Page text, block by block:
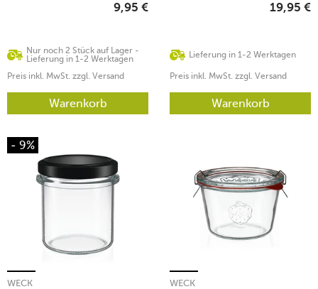
Nur noch 2 Stück auf Lager -
Lieferung in 1-2 Werktagen
9,95 €
Preis inkl. MwSt. zzgl. Versand
Warenkorb
Lieferung in 1-2 Werktagen
19,95 €
Preis inkl. MwSt. zzgl. Versand
Warenkorb
- 9%
WECK WECK